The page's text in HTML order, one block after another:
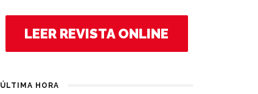
LEER REVISTA ONLINE
ÚLTIMA HORA